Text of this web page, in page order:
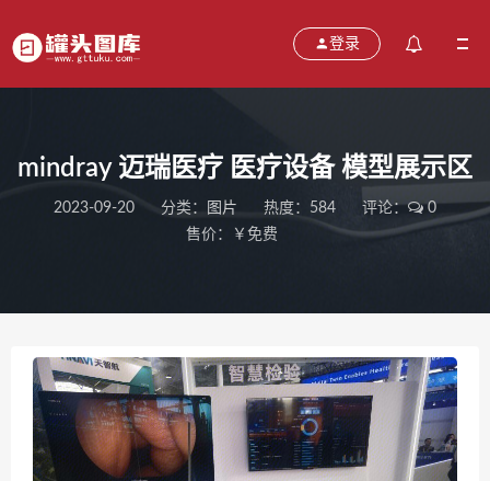
登录
mindray 迈瑞医疗 医疗设备 模型展示区
2023-09-20 分类： 图片 热度：584 评论：
0
售价：￥免费